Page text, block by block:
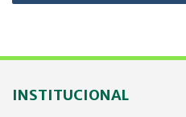
INSTITUCIONAL